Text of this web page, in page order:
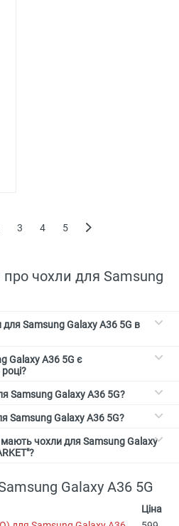
3 4 5
чохли для Samsung
Samsung Galaxy A36 5G?
Samsung Galaxy A36 5G?
Galaxy A36 5G
Ціна